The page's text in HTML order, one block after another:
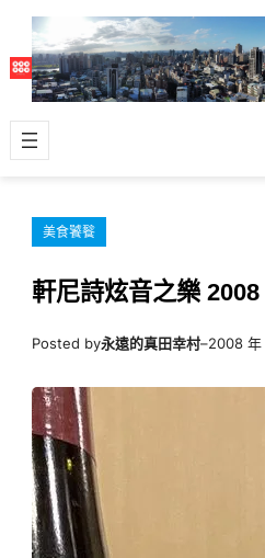
主
容
美食饕餮
軒尼詩炫音之樂
Posted by永遠的真田幸村–2008 年